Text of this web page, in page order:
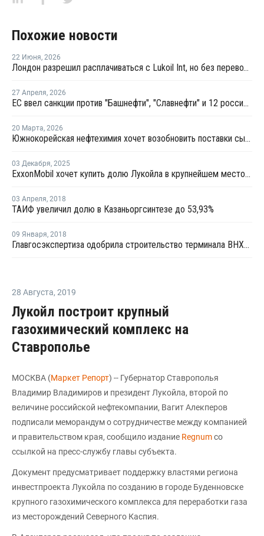
Похожие новости
22 Июня, 2026
Лондон разрешил расплачиваться с Lukoil Int, но без перевода средств Лукойлу
27 Апреля, 2026
ЕС ввел санкции против "Башнефти", "Славнефти" и 12 российских НПЗ
20 Марта, 2026
Южнокорейская нефтехимия хочет возобновить поставки сырья из России
03 Декабря, 2025
ExxonMobil хочет купить долю Лукойла в крупнейшем месторождении Ирака
03 Апреля, 2018
ТАИФ увеличил долю в Казаньоргсинтезе до 53,93%
09 Января, 2018
Главгосэкспертиза одобрила строительство терминала ВНХК в Приморском крае
28 Августа, 2019
Лукойл построит крупный
газохимический комплекс на
Ставрополье
МОСКВА (Маркет Репорт) -- Губернатор Ставрополья
Владимир Владимиров и президент Лукойла, второй по
величине российской нефтекомпании, Вагит Алекперов
подписали меморандум о сотрудничестве между компанией
и правительством края, сообщило издание Regnumсо
ссылкой на пресс-службу главы субъекта.
Документ предусматривает поддержку властями региона
инвестпроекта Лукойла по созданию в городе Буденновске
крупного газохимического комплекса для переработки газа
из месторождений Северного Каспия.